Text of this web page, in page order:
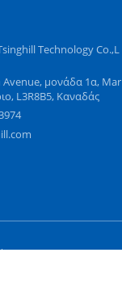
Technology Co.,L
Avenue, μονάδα 1α, Mar
L3R8B5, Καναδάς
Mobile Site